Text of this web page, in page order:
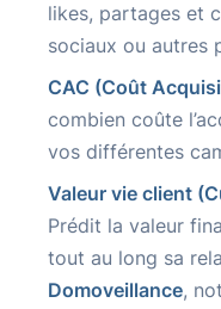
likes, partages et
sociaux ou autres
CAC (Coût
combien coûte
vos différentes
Valeur vie client
Prédit la valeur
tout au long sa
Domoveillance,